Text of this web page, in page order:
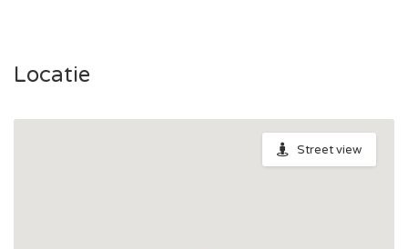
Locatie
Street view